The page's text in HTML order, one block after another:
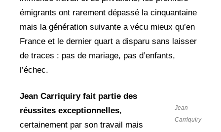
émigrants ont rarement dépassé la cinquantaine
mais la génération suivante a vécu mieux qu’en
France et le dernier quart a disparu sans laisser
de traces : pas de mariage, pas d’enfants,
l’échec.
Jean
Carriquiry
Jean Carriquiry fait partie des
réussites exceptionnelles,
certainement par son travail mais